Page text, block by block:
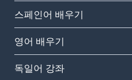
스페인어 배우기
영어 배우기
독일어 강좌